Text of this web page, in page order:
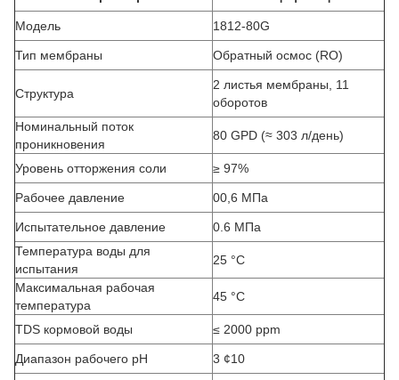
Модель 1812-80G
Тип мембраны Обратный осмос (RO)
Структура
2 листья мембраны, 11
оборотов
Номинальный поток
проникновения
80 GPD (≈ 303 л/день)
Уровень отторжения соли ≥ 97%
Рабочее давление 00,6 МПа
Испытательное давление
0.6 МПа
Температура воды для
испытания
25 °C
Максимальная рабочая
температура
45 °C
TDS кормовой воды ≤ 2000 ppm
Диапазон рабочего рН 3 ¢10